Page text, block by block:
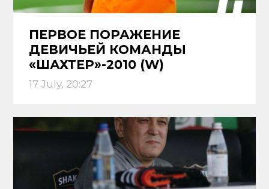
ПЕРВОЕ ПОРАЖЕНИЕ
ДЕВИЧЬЕЙ КОМАНДЫ
«ШАХТЕР»-2010 (W)
17 July, 20:27